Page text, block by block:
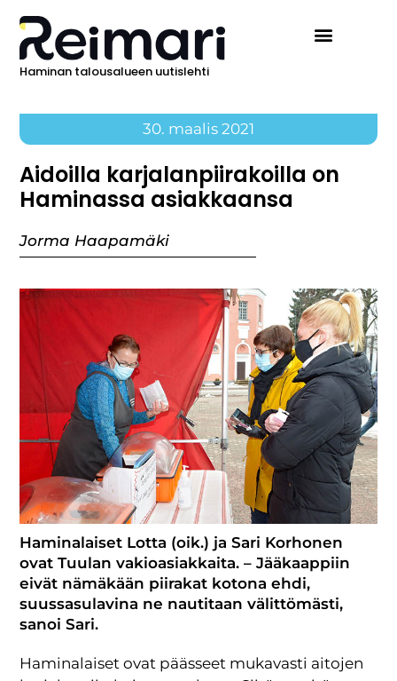
Haminan talousalueen uutislehti
30. maalis 2021
Aidoilla karjalanpiirakoilla on
Haminassa asiakkaansa
Jorma Haapamäki
Haminalaiset Lotta (oik.) ja Sari Korhonen
ovat Tuulan vakioasiakkaita. – Jääkaappiin
eivät nämäkään piirakat kotona ehdi,
suussasulavina ne nautitaan välittömästi,
sanoi Sari.
Haminalaiset ovat päässeet mukavasti aitojen